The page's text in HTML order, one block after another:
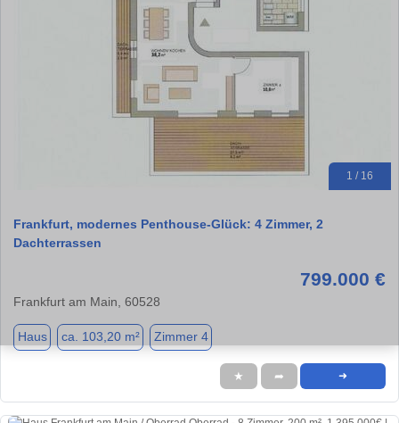
1 / 16
Frankfurt, modernes Penthouse-Glück: 4 Zimmer, 2
Dachterrassen
799.000 €
Frankfurt am Main, 60528
Haus ca. 103,20 m² Zimmer 4
★ ➦ ➜